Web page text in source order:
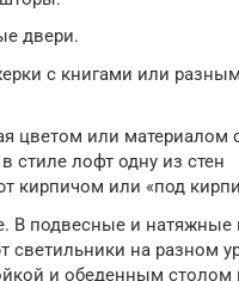
двери.
с книгами или
цветом или материалом
стиле лофт одну из стен
кирпичом или «под
В подвесные и натяжные
светильники на разном
и обеденным